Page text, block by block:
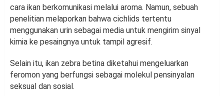
cara ikan berkomunikasi melalui aroma. Namun, sebuah
penelitian melaporkan bahwa cichlids tertentu
menggunakan urin sebagai media untuk mengirim sinyal
kimia ke pesaingnya untuk tampil agresif.
Selain itu, ikan zebra betina diketahui mengeluarkan
feromon yang berfungsi sebagai molekul pensinyalan
seksual dan sosial.